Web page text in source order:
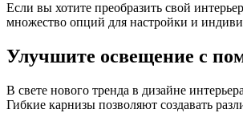
Если вы хотите преобразить свой
множество опций для настройки и
Улучшите освещение с
В свете нового тренда в дизайне
Гибкие карнизы позволяют создавать